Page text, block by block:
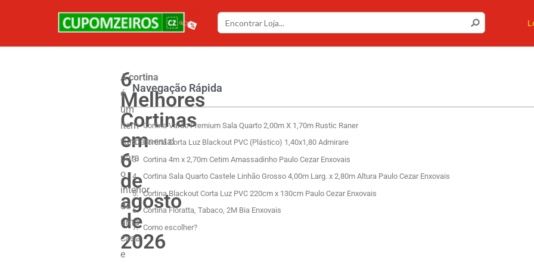
6
Melhores
Cortinas
em
6
de
agosto
de
2026
Acortina
é
um
item
fundamental
para
o
interior
de
uma
casa
e
Navegação Rápida
Cortina Varão Premium Sala Quarto 2,00m X 1,70m Rustic Raner
Cortina Corta Luz Blackout PVC (Plástico) 1,40x1,80 Admirare
Cortina 4m x 2,70m Cetim Amassadinho Paulo Cezar Enxovais
Cortina Sala Quarto Castele Linhão Grosso 4,00m Larg. x 2,80m Altura Paulo Cezar Enxovais
Cortina Blackout Corta Luz PVC 220cm x 130cm Paulo Cezar Enxovais
Cortina Floratta, Tabaco, 2M Bia Enxovais
Como escolher?